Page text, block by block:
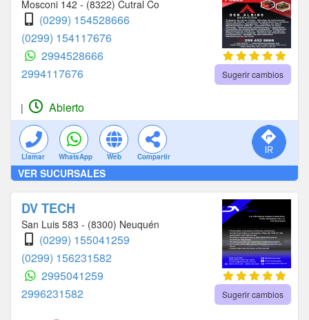
Mosconi 142 - (8322) Cutral Co
(0299) 154528666
(0299) 154117676
2994528666
2994117676
Sugerir cambios
| Abierto
Llamar WhatsApp Web Compartir
VER SUCURSALES
DV TECH
San Luis 583 - (8300) Neuquén
(0299) 155041259
(0299) 156231582
2995041259
2996231582
Sugerir cambios